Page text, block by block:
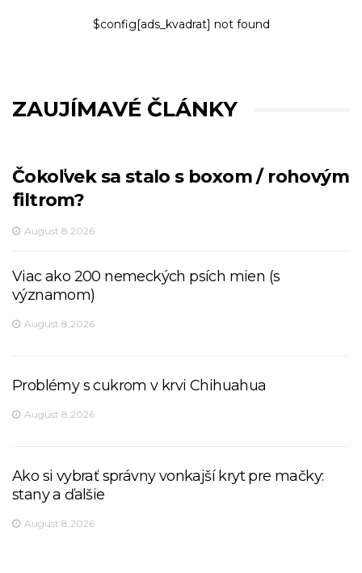
$config[ads_kvadrat] not found
ZAUJÍMAVÉ ČLÁNKY
Čokoľvek sa stalo s boxom / rohovým
filtrom?
August 8,2026
Viac ako 200 nemeckých psích mien (s
významom)
August 8,2026
Problémy s cukrom v krvi Chihuahua
August 8,2026
Ako si vybrať správny vonkajší kryt pre mačky:
stany a ďalšie
August 8,2026